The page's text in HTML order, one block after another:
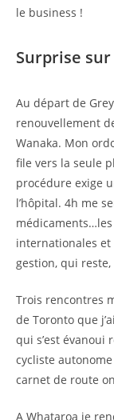
le business !
Surprise
Au départ de
renouvellement
Wanaka. Mon
file vers la seule
procédure exige
l’hôpital. 4h me
médicaments…les
internationales et
gestion, qui reste,
Trois rencontres
de Toronto que
qui s’est évanoui
cycliste
carnet de route
A Whataroa je